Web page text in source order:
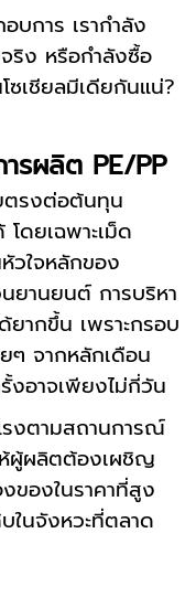
บการ เรากำลัง
ริง หรือกำลังซื้อ
ซเชียลมีเดียกันแน่?
รผลิต PE/PP
ตรงต่อต้นทุน
ดยเฉพาะเม็ด
วใจหลักของ
ยานยนต์ การบริหา
ากขึ้น เพราะกรอบ
ๆ จากหลักเดือน
งอาจเพียงไม่กี่วัน
งตามสถานการณ์
ผู้ผลิตต้องเผชิญ
ของในราคาที่สูง
ในจังหวะที่ตลาด